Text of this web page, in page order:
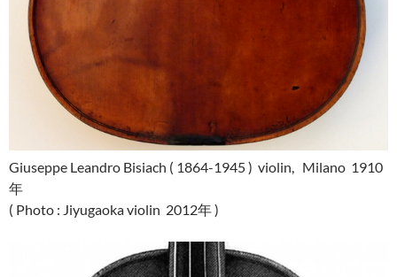
Giuseppe Leandro Bisiach ( 1864-1945 ) violin, Milano 1910
年
( Photo : Jiyugaoka violin 2012年 )